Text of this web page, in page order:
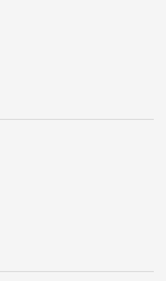
24 UNF